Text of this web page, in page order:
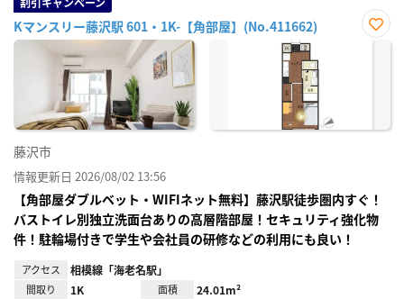
Kマンスリー藤沢駅 601・1K-【角部屋】(No.411662)
お気
藤沢市
情報更新日 2026/08/02 13:56
【角部屋ダブルベット・WIFIネット無料】藤沢駅徒歩圏内すぐ！
バストイレ別独立洗面台ありの高層階部屋！セキュリティ強化物
件！駐輪場付きで学生や会社員の研修などの利用にも良い！
アクセス 相模線「海老名駅」
間取り 1K 面積 24.01m²